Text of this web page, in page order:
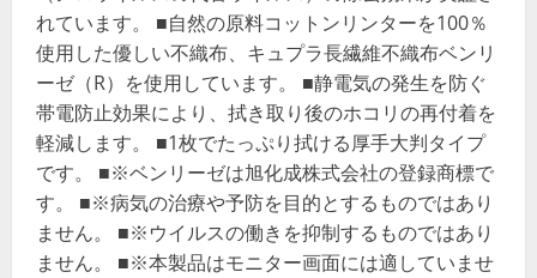
れています。 ■自然の原料コットンリンターを100％
使用した優しい不織布、キュプラ長繊維不織布ベンリ
ーゼ（R）を使用しています。 ■静電気の発生を防ぐ
帯電防止効果により、拭き取り後のホコリの再付着を
軽減します。 ■1枚でたっぷり拭ける厚手大判タイプ
です。 ■※ベンリーゼは旭化成株式会社の登録商標で
す。 ■※病気の治療や予防を目的とするものではあり
ません。 ■※ウイルスの働きを抑制するものではあり
ません。 ■※本製品はモニター画面には適していませ